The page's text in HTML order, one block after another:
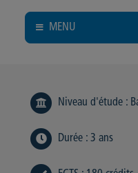
MENU
Niveau d'étude :
Durée : 3 ans